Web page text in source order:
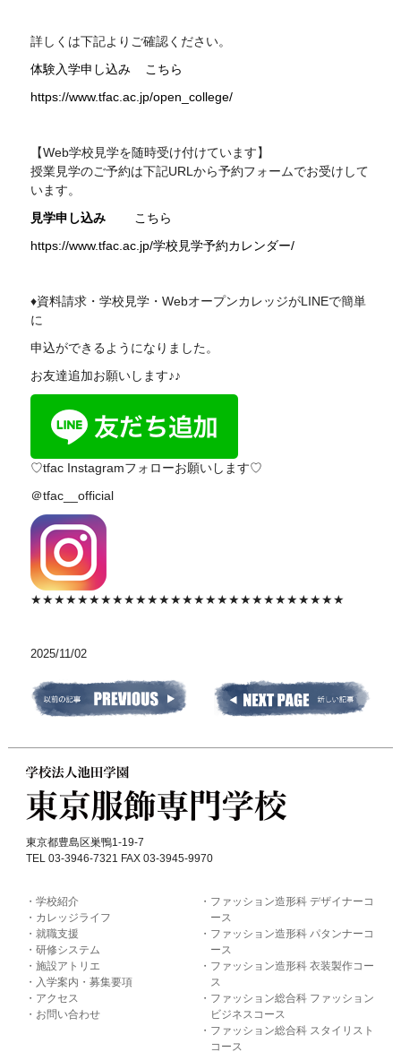
詳しくは下記よりご確認ください。
体験入学申し込み
こちら
https://www.tfac.ac.jp/open_college/
【Web学校見学を随時受け付けています】
授業見学のご予約は下記URL から予約フォームでお受けして
います。
見学申し込み
こちら
https://www.tfac.ac.jp/学校見学予約カレンダー/
♦資料請求・学校見学・WebオープンカレッジがLINEで簡単
に
申込ができるようになりました。
お友達追加お願いします♪♪
♡tfac Instagramフォローお願いします♡
＠tfac__official
★★★★★★★★★★★★★★★★★★★★★★★★★★★
2025/11/02
東京都豊島区巣鴨1-19-7
TEL 03-3946-7321 FAX 03-3945-9970
学校紹介
カレッジライフ
就職支援
研修システム
施設アトリエ
入学案内・募集要項
アクセス
お問い合わせ
ファッション造形科 デザイナーコ
ース
ファッション造形科 パタンナーコ
ース
ファッション造形科 衣装製作コー
ス
ファッション総合科 ファッション
ビジネスコース
ファッション総合科 スタイリスト
コース